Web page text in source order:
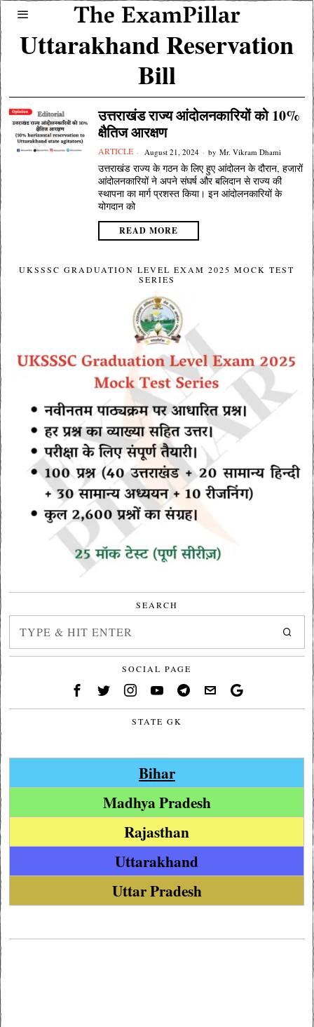
Uttarakhand Reservation
Bill
उत्तराखंड राज्य आंदोलनकारियों को 10%
क्षैतिज आरक्षण
ARTICLE August 21, 2024 by Mr. Vikram Dhami
उत्तराखंड राज्य के गठन के लिए हुए आंदोलन के दौरान, हजारों
आंदोलनकारियों ने अपने संघर्ष और बलिदान से राज्य की
स्थापना का मार्ग प्रशस्त किया। इन आंदोलनकारियों के
योगदान को
READ MORE
UKSSSC GRADUATION LEVEL EXAM 2025 MOCK TEST
SERIES
SEARCH
SOCIAL PAGE
STATE GK
Bihar
Madhya Pradesh
Rajasthan
Uttarakhand
Uttar Pradesh